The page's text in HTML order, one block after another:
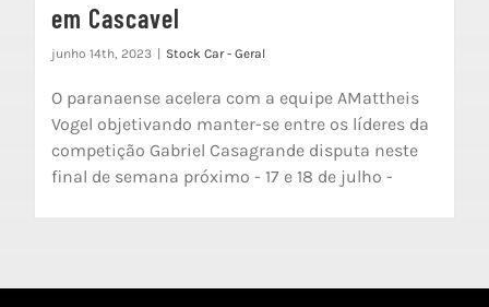
em Cascavel
junho 14th, 2023 | Stock Car - Geral
O paranaense acelera com a equipe AMattheis
Vogel objetivando manter-se entre os líderes da
competição Gabriel Casagrande disputa neste
final de semana próximo - 17 e 18 de julho -